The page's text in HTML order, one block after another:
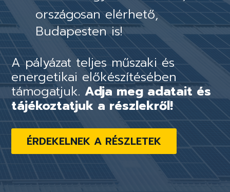
országosan elérhető,
Budapesten is!
A pályázat teljes műszaki és
energetikai előkészítésében
támogatjuk.Adja meg adatait és
tájékoztatjuk a részlekről!
ÉRDEKELNEK A RÉSZLETEK